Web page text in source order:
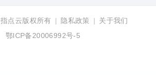
指点云版权所有 | 隐私政策 | 关于我们
鄂ICP备20006992号-5